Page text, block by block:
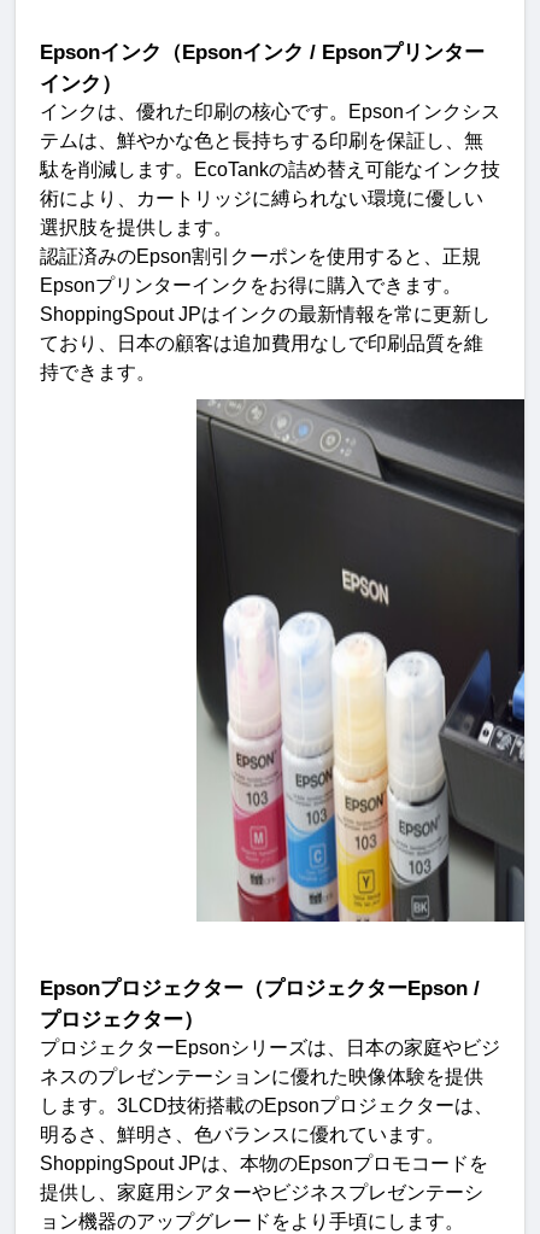
Epsonインク（Epsonインク / Epsonプリンター
インク）
インクは、優れた印刷の核心です。 Epsonインクシス
テムは、鮮やかな色と長持ちする印刷を保証し、無
駄を削減します。
EcoTankの詰め替え可能なインク技
術により、カートリッジに縛られない環境に優しい
選択肢を提供します。
認証済みのEpson割引クーポンを使用すると、正規
Epsonプリンターインクをお得に購入できます。
ShoppingSpout JPはインクの最新情報を常に更新し
ており、日本の顧客は追加費用なしで印刷品質を維
持できます。
Epsonプロジェクター（プロジェクターEpson /
プロジェクター）
プロジェクターEpsonシリーズは、日本の家庭やビジ
ネスのプレゼンテーションに優れた映像体験を提供
します。 3LCD技術搭載のEpsonプロジェクターは、
明るさ、鮮明さ、色バランスに優れています。
ShoppingSpout JPは、本物のEpsonプロモコードを
提供し、家庭用シアターやビジネスプレゼンテーシ
ョン機器のアップグレードをより手頃にします。